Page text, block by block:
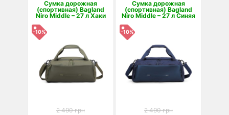
Сумка дорожная
(спортивная) Bagland
Niro Middle – 27 л Хаки
-10%
2 490 грн
Сумка дорожная
(спортивная) Bagland
Niro Middle – 27 л Синяя
-10%
2 490 грн